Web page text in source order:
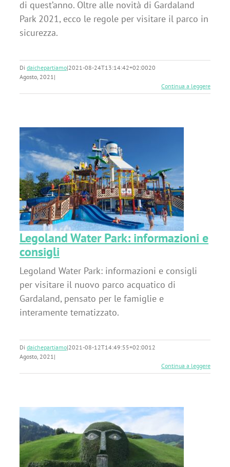
di quest’anno. Oltre alle novità di Gardaland
Park 2021, ecco le regole per visitare il parco in
sicurezza.
Di daichepartiamo|2021-08-24T13:14:42+02:0020
Agosto, 2021|
Continua a leggere
Legoland Water Park: informazioni e
consigli
Legoland Water Park: informazioni e consigli
per visitare il nuovo parco acquatico di
Gardaland, pensato per le famiglie e
interamente tematizzato.
Di daichepartiamo|2021-08-12T14:49:55+02:0012
Agosto, 2021|
Continua a leggere